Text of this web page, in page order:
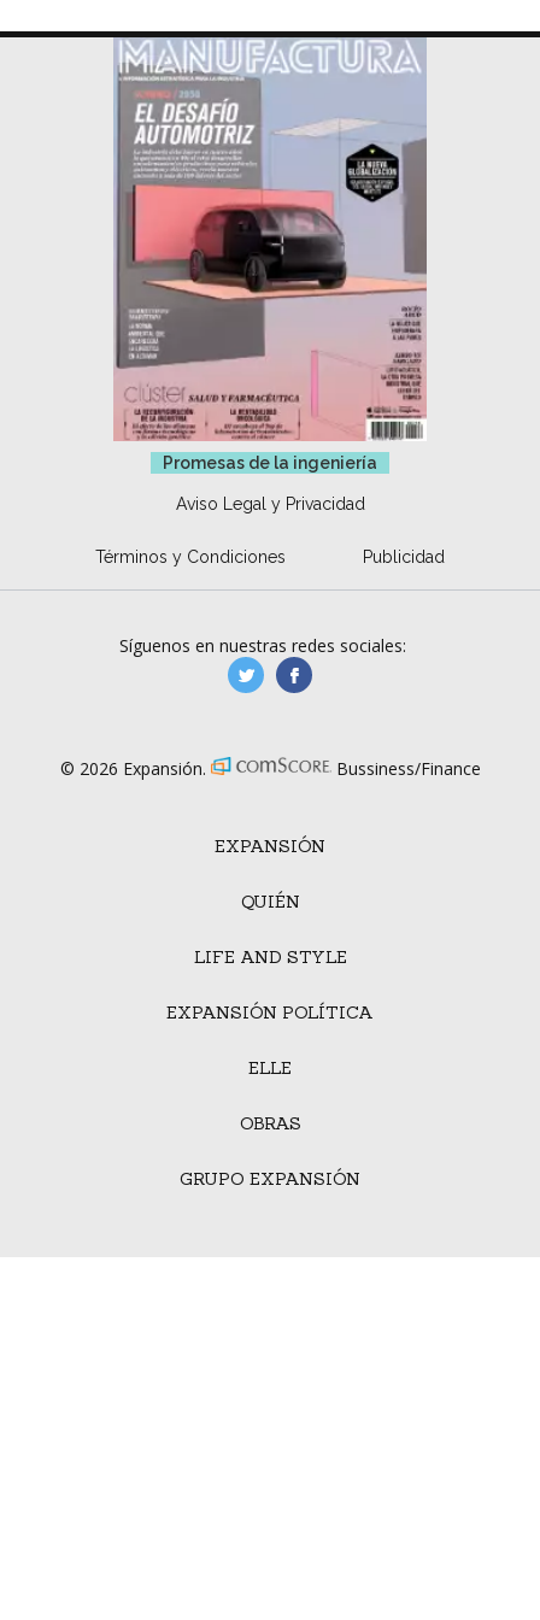
Promesas de la ingeniería
Aviso Legal y Privacidad
Términos y Condiciones Publicidad
EXPANSIÓN
QUIÉN
LIFE AND STYLE
EXPANSIÓN POLÍTICA
ELLE
OBRAS
GRUPO EXPANSIÓN
Síguenos en nuestras redes sociales:
manufacturaGE
© 2026 Expansión. Bussiness/Finance